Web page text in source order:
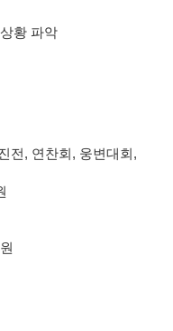
황 파악
전, 연찬회, 웅변대회,